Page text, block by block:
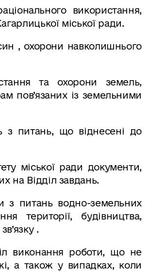
використання,
міської ради.
, охорони навколишнього
та охорони земель,
пов’язаних із земельними
з питань, що віднесені до
міської ради документи,
на Відділ завдань.
з питань водно-земельних
території, будівництва,
.
виконання роботи, що не
а також у випадках, коли